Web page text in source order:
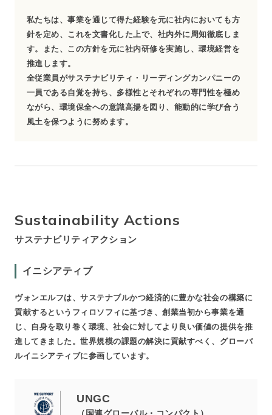
私たちは、事業を通じて得た経験を元に社内においても方
針を定め、これを文書化した上で、社内外に周知徹底しま
す。また、この方針を元に社内研修を実施し、環境経営を
推進します。
全従業員がサステナビリティ・リーディングカンパニーの
一員である自覚を持ち、多様性とそれぞれの専門性を極め
ながら、環境保全への意識高揚を図り、能動的に学び合う
風土を保つように努めます。
Sustainability Actions
サステナビリティアクション
イニシアティブ
ヴォンエルフは、サステナブルかつ経済的に豊かな社会の構築に
貢献するというフィロソフィに基づき、創業当初から事業を通
じ、自身を取り巻く環境、社会に対してより良い価値の提供を推
進してきました。世界規模の課題の解決に貢献すべく、グローバ
ルイニシアティブに参画しています。
UNGC